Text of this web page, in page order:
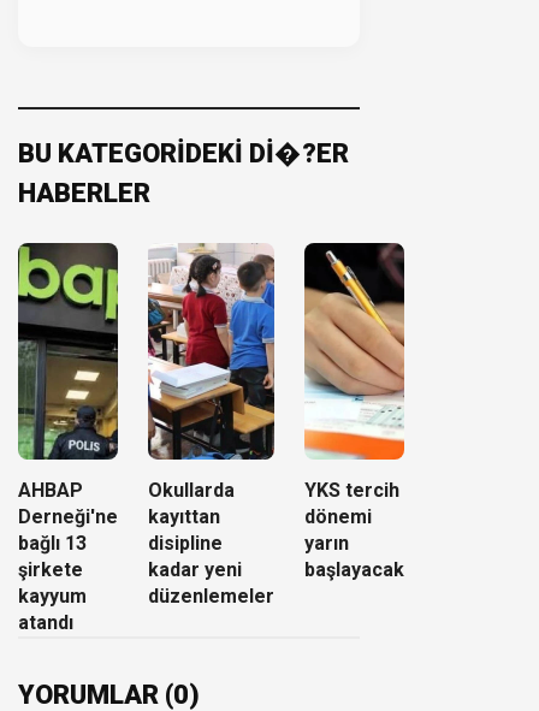
BU KATEGORİDEKİ Dİ�?ER
HABERLER
AHBAP
Derneği'ne
bağlı 13
şirkete
kayyum
atandı
Okullarda
kayıttan
disipline
kadar yeni
düzenlemeler
YKS tercih
dönemi
yarın
başlayacak
YORUMLAR (0)